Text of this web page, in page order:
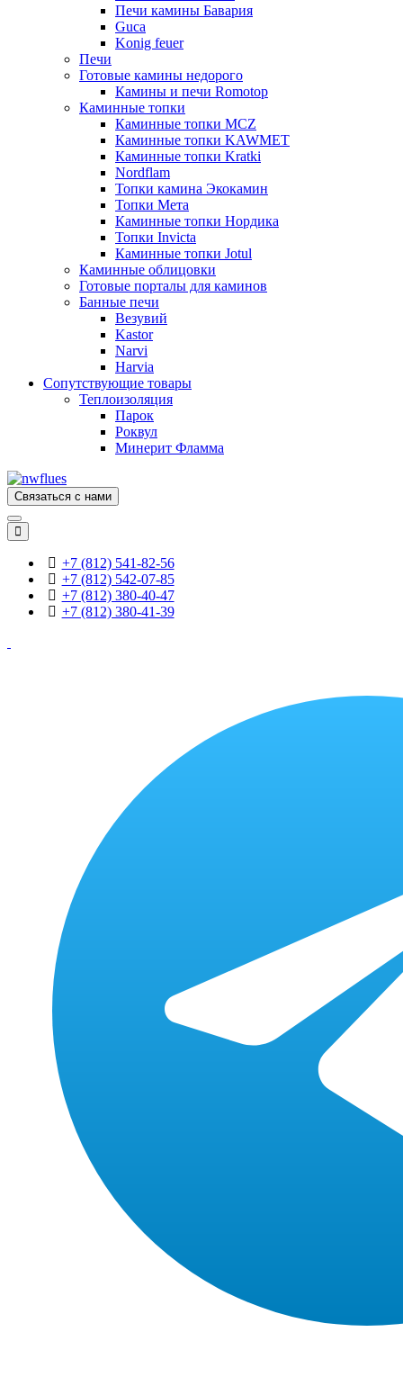
Печи камины Бавария
Guca
Konig feuer
Печи
Готовые камины недорого
Камины и печи Romotop
Каминные топки
Каминные топки MCZ
Каминные топки KAWMET
Каминные топки Kratki
Nordflam
Топки камина Экокамин
Топки Мета
Каминные топки Нордика
Топки Invicta
Каминные топки Jotul
Каминные облицовки
Готовые порталы для каминов
Банные печи
Везувий
Kastor
Narvi
Harvia
Сопутствующие товары
Теплоизоляция
Парок
Роквул
Минерит Фламма
Связаться с нами
+7 (812) 541-82-56
+7 (812) 542-07-85
+7 (812) 380-40-47
+7 (812) 380-41-39